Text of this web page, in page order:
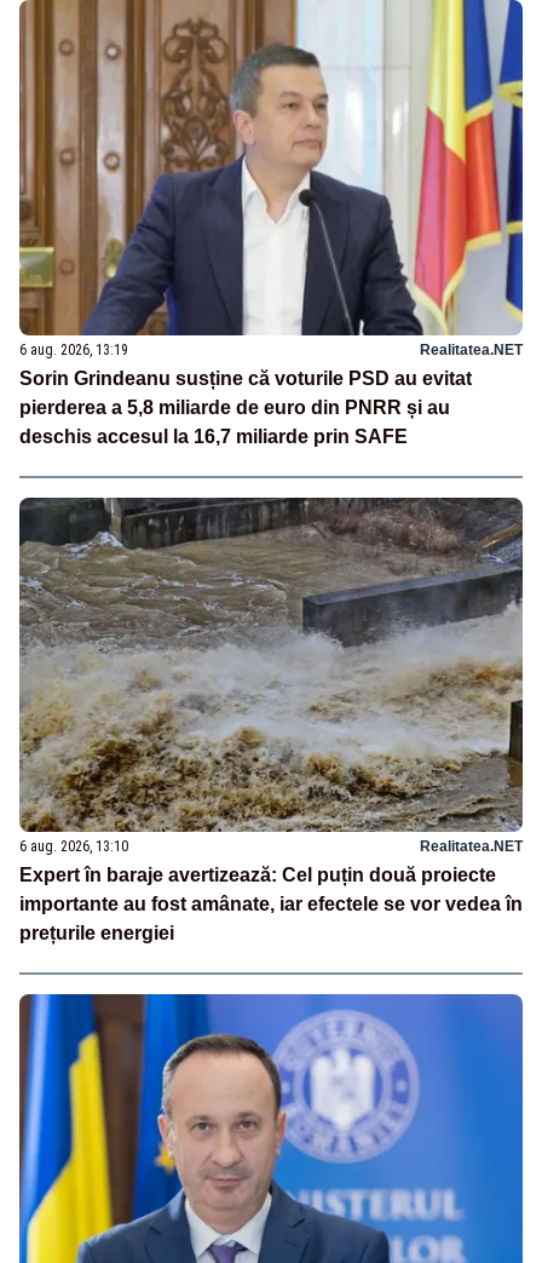
6 aug. 2026, 13:19 Realitatea.NET
Sorin Grindeanu susține că voturile PSD au evitat
pierderea a 5,8 miliarde de euro din PNRR și au
deschis accesul la 16,7 miliarde prin SAFE
6 aug. 2026, 13:10 Realitatea.NET
Expert în baraje avertizează: Cel puțin două proiecte
importante au fost amânate, iar efectele se vor vedea în
prețurile energiei